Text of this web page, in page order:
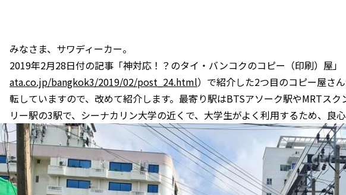
みなさま、サワディーカー。
2019年2月28日付の記事「神対応！？のタイ・バンコクのコピー（印刷）屋」
ata.co.jp/bangkok3/2019/02/post_24.html）で紹介した2つ目のコピー屋さ
転していますので、改めて紹介します。最寄り駅はBTSアソーク駅やMRTス
リー駅の3駅で、シーナカリン大学の近くで、大学生がよく利用するため、良心